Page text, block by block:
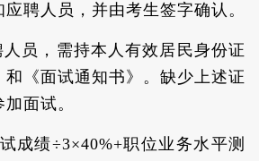
聘人员，并由考生签字确认。
员，需持本人有效居民身份证
和《面试通知书》。缺少上述证
面试。
成绩÷3×40%+职位业务水平测